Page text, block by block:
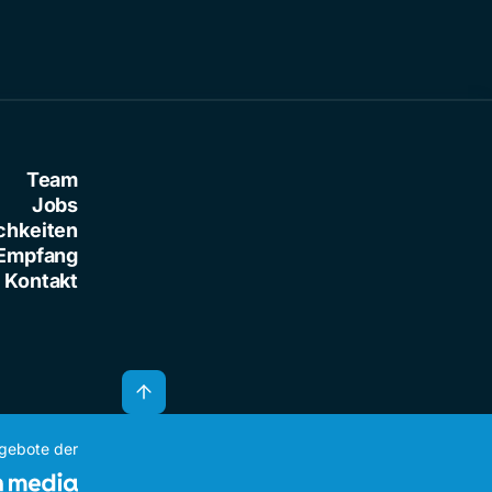
Team
Jobs
Kontakt
der